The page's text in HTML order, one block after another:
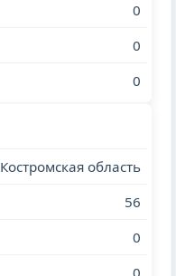
0
0
0
Костромская область
56
0